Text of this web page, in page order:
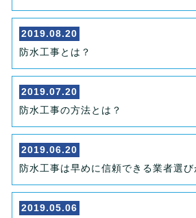
2019.08.20
防水工事とは？
2019.07.20
防水工事の方法とは？
2019.06.20
防水工事は早めに信頼できる業者選び
2019.05.06